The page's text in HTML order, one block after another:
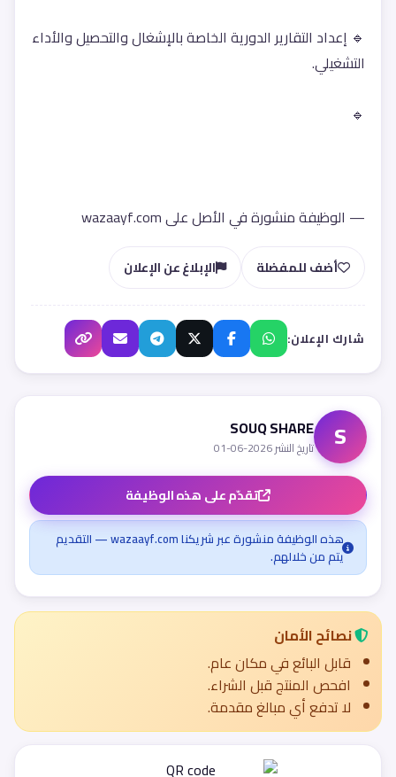
التشغيلي.
🔹
— الوظيفة منشورة في الأصل على wazaayf.com
أضف للمفضلة الإبلاغ عن الإعلان
شارك الإعلان:
S
SOUQ SHARE
تاريخ النشر 2026-06-01
تقدّم على هذه الوظيفة
هذه الوظيفة منشورة عبر شريكنا wazaayf.com — التقديم
يتم من خلالهم.
نصائح الأمان
قابل البائع في مكان عام.
افحص المنتج قبل الشراء.
لا تدفع أي مبالغ مقدمة.